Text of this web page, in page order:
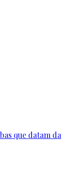
que datam da